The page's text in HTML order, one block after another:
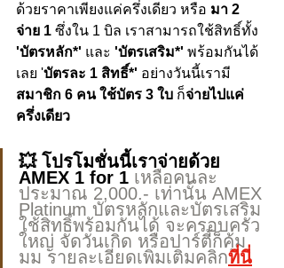
ด้วยราคาเพียงแค่ครึ่งเดียว หรือ มา 2
จ่าย 1 ซึ่งใน 1 บิล เราสามารถใช้สิทธิ์ทั้ง
'บัตรหลัก*' และ 'บัตรเสริม*' พร้อมกันได้
เลย 'บัตรละ 1 สิทธิ์*' อย่างวันนี้เรามี
สมาชิก 6 คน ใช้บัตร 3 ใบ ก็จ่ายไปแค่
ครึ่งเดียว
💥 โปรโมชั่นนี้เราจ่ายด้วย
AMEX 1 for 1 เหลือคนละ
ประมาณ 2,000.- เท่านั้น AMEX
Platinum บัตรหลักและบัตรเสริม
ใช้สิทธิ์พร้อมกันได้ จะครอบครัว
ใหญ่ จัดวันเกิด หรือปาร์ตี้ก็คุ้ม
มม รายละเอียดเพิ่มเติมคลิกที่นี่